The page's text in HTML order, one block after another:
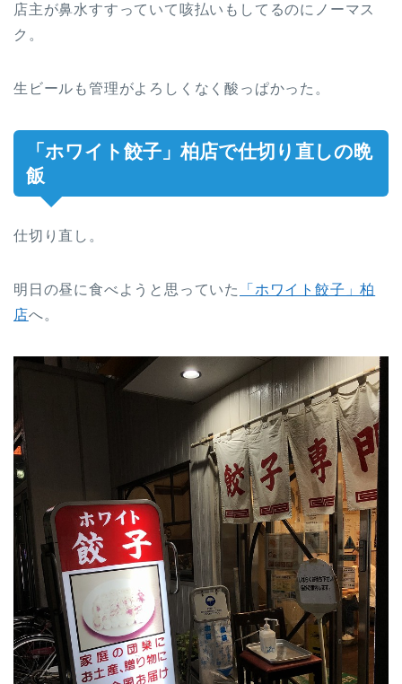
店主が鼻水すすっていて咳払いもしてるのにノーマス
ク。
生ビールも管理がよろしくなく酸っぱかった。
「ホワイト餃子」柏店で仕切り直しの晩
飯
仕切り直し。
明日の昼に食べようと思っていた
「ホワイト餃子」柏
店へ。